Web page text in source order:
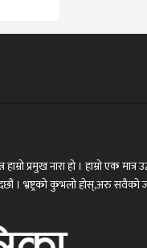
प्रमुख नारा हो । हाम्रो एक मात्र
। भ्रष्ट्रको कुभलो होस्,अरु सवैको